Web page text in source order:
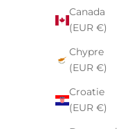
Canada
(EUR €)
Chypre
(EUR €)
Croatie
(EUR €)